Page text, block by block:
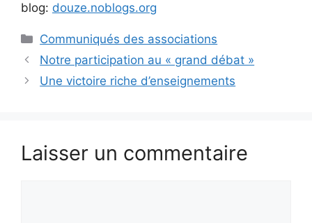
blog: douze.noblogs.org
Catégories
Communiqués des associations
Notre participation au « grand débat »
Une victoire riche d’enseignements
Laisser un commentaire